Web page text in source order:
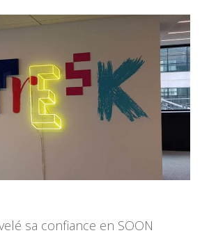
sa confiance en SOON